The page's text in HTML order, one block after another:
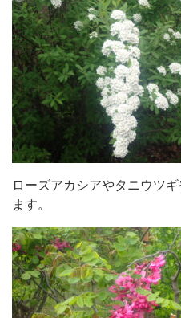
ローズアカシアやタニウツ
ます。